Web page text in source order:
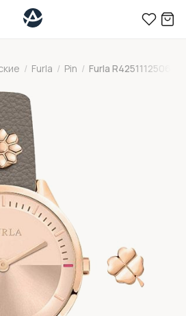
/ Furla / Pin / Furla R4251112506